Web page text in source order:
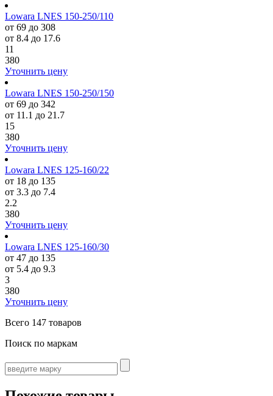
Lowara LNES 150-250/110
от 69 до 308
от 8.4 до 17.6
11
380
Уточнить цену
Lowara LNES 150-250/150
от 69 до 342
от 11.1 до 21.7
15
380
Уточнить цену
Lowara LNES 125-160/22
от 18 до 135
от 3.3 до 7.4
2.2
380
Уточнить цену
Lowara LNES 125-160/30
от 47 до 135
от 5.4 до 9.3
3
380
Уточнить цену
Всего 147 товаров
Поиск по маркам